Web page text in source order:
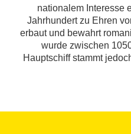
nationalem Interesse
Jahrhundert zu Ehren
erbaut und bewahrt
wurde zwischen
Hauptschiff stammt